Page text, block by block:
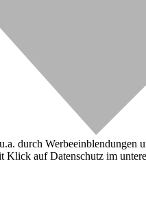
durch
auf Datenschutz im